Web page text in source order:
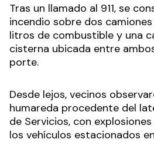
Tras un llamado al 911, se
incendio sobre dos
litros de combustible y una
cisterna ubicada entre
porte.
Desde lejos, vecinos
humareda procedente del
de Servicios, con
los vehículos estacionados